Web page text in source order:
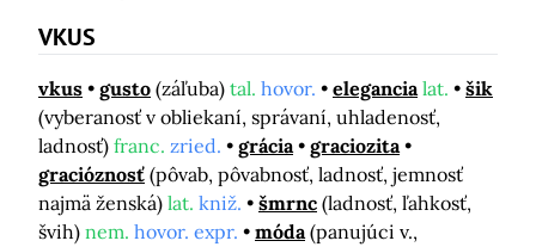
VKUS
vkus gusto (záľuba) tal. hovor. elegancia lat.
šik
(vyberanosť v obliekaní, správaní, uhladenosť,
ladnosť) franc. zried. grácia
graciozita
gracióznosť (pôvab, pôvabnosť, ladnosť, jemnosť
najmä ženská) lat. kniž. šmrnc (ladnosť, ľahkosť,
švih) nem. hovor. expr. móda (panujúci v.,